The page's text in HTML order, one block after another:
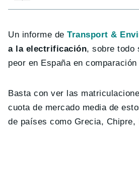
Un informe deTransport &
a la electrificación, sobre todo
peor en España en
Basta con ver las
cuota de mercado media de
de países como Grecia,